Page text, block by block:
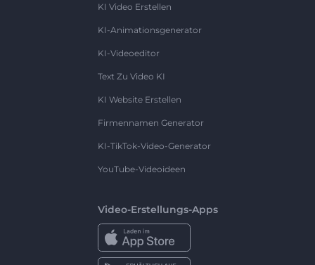
KI Video Erstellen
KI-Animationsgenerator
KI-Videoeditor
Text Zu Video KI
KI Website Erstellen
Firmennamen Generator
KI-TikTok-Video-Generator
YouTube-Videoideen
Video-Erstellungs-Apps